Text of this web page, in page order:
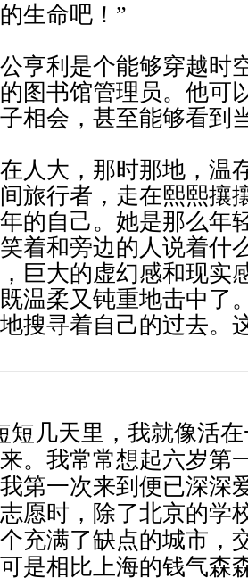
生命吧！”
亨利是个能够穿越时
图书馆管理员。他可
相会，甚至能够看到
人大，那时那地，温
旅行者，走在熙熙攘
的自己。她是那么年
着和旁边的人说着什
巨大的虚幻感和现实
温柔又钝重地击中了
搜寻着自己的过去。
短几天里，我就像活
。我常常想起六岁第
第一次来到便已深深
愿时，除了北京的学
充满了缺点的城市，
是相比上海的钱气森